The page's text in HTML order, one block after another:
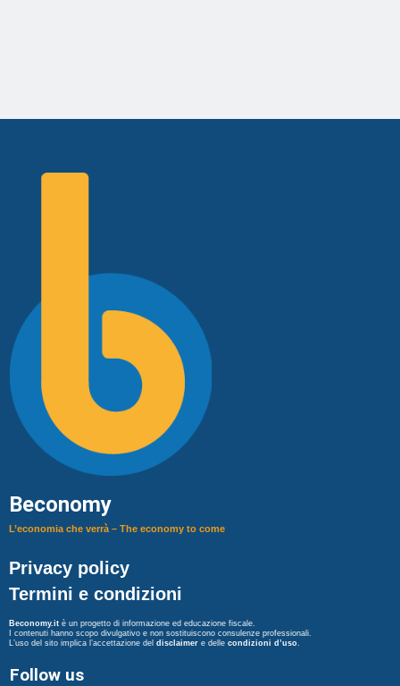
Beconomy
L’economia che verrà – The economy to come
Privacy policy
Termini e condizioni
Beconomy.it è un progetto di informazione ed educazione fiscale.
I contenuti hanno scopo divulgativo e non sostituiscono consulenze professionali.
L’uso del sito implica l’accettazione del disclaimer e delle condizioni d’uso
Follow us